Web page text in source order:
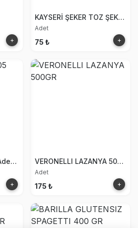
+
KAYSERİ ŞEKER TOZ ŞEKER 1KG
Adet
75 ₺ +
Mgs Küp Şeker 405 Adet 1kg
+
VERONELLI LAZANYA 500GR
Adet
175 ₺ +